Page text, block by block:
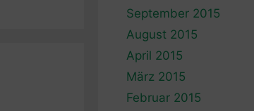
September 2015
August 2015
April 2015
März 2015
Februar 2015